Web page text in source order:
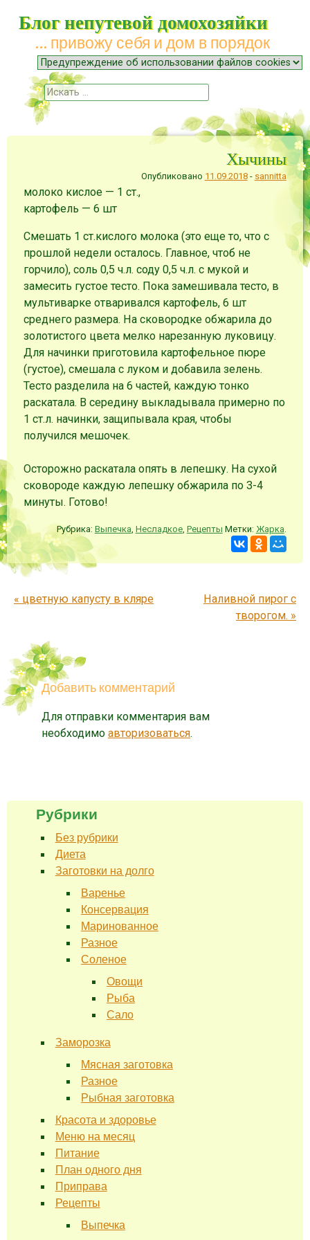
Блог непутевой домохозяйки
… привожу себя и дом в порядок
Меню
Наверх
Поиск
Хычины
Опубликовано 11.09.2018- sannitta
молоко кислое — 1 ст.,
картофель — 6 шт
Смешать 1 ст.кислого молока (это еще то, что с
прошлой недели осталось. Главное, чтоб не
горчило), соль 0,5 ч.л. соду 0,5 ч.л. с мукой и
замесить густое тесто. Пока замешивала тесто, в
мультиварке отваривался картофель, 6 шт
среднего размера. На сковородке обжарила до
золотистого цвета мелко нарезанную луковицу.
Для начинки приготовила картофельное пюре
(густое), смешала с луком и добавила зелень.
Тесто разделила на 6 частей, каждую тонко
раскатала. В середину выкладывала примерно по
1 ст.л. начинки, защипывала края, чтобы
получился мешочек.
Осторожно раскатала опять в лепешку. На сухой
сковороде каждую лепешку обжарила по 3-4
минуты. Готово!
Рубрика: Выпечка Несладкое, Рецепты Метки: Жарка
Запись навигация
« цветную капусту в кляре
Наливной пирог с
творогом. »
Добавить комментарий
Для отправки комментария вам
необходимо авторизоваться.
Рубрики
Без рубрики
Диета
Заготовки на долго
Варенье
Консервация
Маринованное
Разное
Соленое
Овощи
Рыба
Сало
Заморозка
Мясная заготовка
Разное
Рыбная заготовка
Красота и здоровье
Меню на месяц
Питание
План одного дня
Приправа
Рецепты
Выпечка